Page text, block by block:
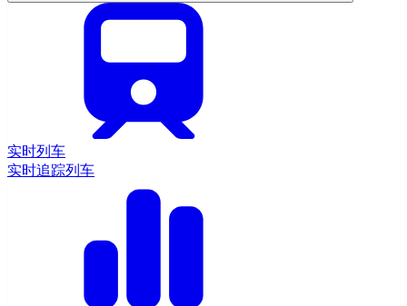
实时列车
实时追踪列车